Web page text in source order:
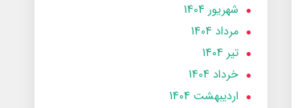
شهریور 1404
مرداد 1404
تير 1404
خرداد 1404
ارديبهشت 1404